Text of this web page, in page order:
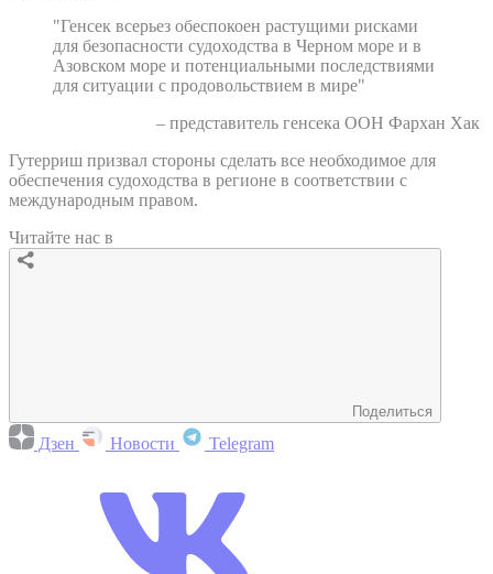
"Генсек всерьез обеспокоен растущими рисками
для безопасности судоходства в Черном море и в
Азовском море и потенциальными последствиями
для ситуации с продовольствием в мире"
– представитель генсека ООН Фархан Хак
Гутерриш призвал стороны сделать все необходимое для
обеспечения судоходства в регионе в соответствии с
международным правом.
Читайте нас в
Поделиться
Дзен Новости Telegram